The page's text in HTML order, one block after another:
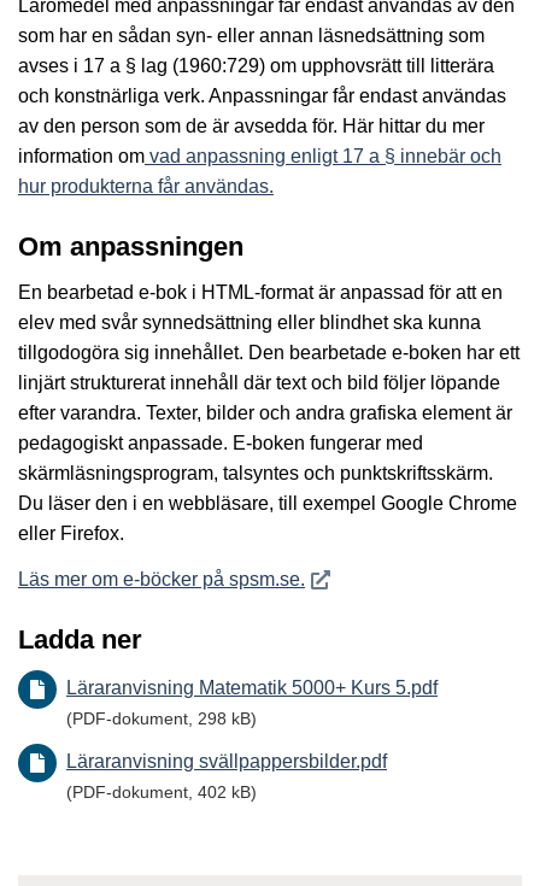
Läromedel med anpassningar får endast användas av den
som har en sådan syn- eller annan läsnedsättning som
avses i 17 a § lag (1960:729) om upphovsrätt till litterära
och konstnärliga verk. Anpassningar får endast användas
av den person som de är avsedda för. Här hittar du mer
information om vad anpassning enligt 17 a § innebär och
hur produkterna får användas.
Om anpassningen
En bearbetad e-bok i HTML-format är anpassad för att en
elev med svår synnedsättning eller blindhet ska kunna
tillgodogöra sig innehållet. Den bearbetade e-boken har ett
linjärt strukturerat innehåll där text och bild följer löpande
efter varandra. Texter, bilder och andra grafiska element är
pedagogiskt anpassade. E-boken fungerar med
skärmläsningsprogram, talsyntes och punktskriftsskärm.
Du läser den i en webbläsare, till exempel Google Chrome
eller Firefox.
Läs mer om e-böcker på spsm.se. Öppnas i nytt fönster
Ladda ner
Läraranvisning Matematik 5000+ Kurs 5.pdf
(PDF-dokument, 298 kB)
Läraranvisning svällpappersbilder.pdf
(PDF-dokument, 402 kB)